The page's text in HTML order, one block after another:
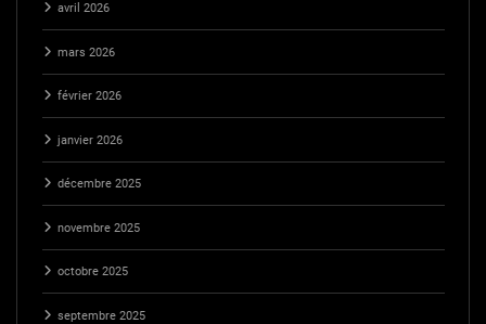
avril 2026
mars 2026
février 2026
janvier 2026
décembre 2025
novembre 2025
octobre 2025
septembre 2025